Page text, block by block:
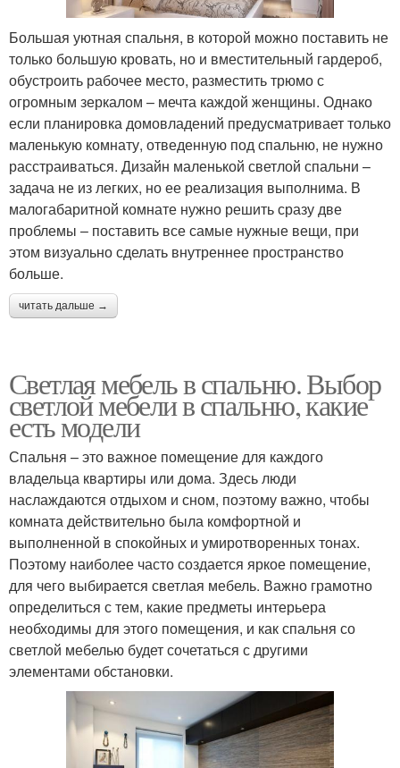
Большая уютная спальня, в которой можно поставить не
только большую кровать, но и вместительный гардероб,
обустроить рабочее место, разместить трюмо с
огромным зеркалом – мечта каждой женщины. Однако
если планировка домовладений предусматривает только
маленькую комнату, отведенную под спальню, не нужно
расстраиваться. Дизайн маленькой светлой спальни –
задача не из легких, но ее реализация выполнима. В
малогабаритной комнате нужно решить сразу две
проблемы – поставить все самые нужные вещи, при
этом визуально сделать внутреннее пространство
больше.
читать дальше →
Светлая мебель в спальню. Выбор
светлой мебели в спальню, какие
есть модели
Спальня – это важное помещение для каждого
владельца квартиры или дома. Здесь люди
наслаждаются отдыхом и сном, поэтому важно, чтобы
комната действительно была комфортной и
выполненной в спокойных и умиротворенных тонах.
Поэтому наиболее часто создается яркое помещение,
для чего выбирается светлая мебель. Важно грамотно
определиться с тем, какие предметы интерьера
необходимы для этого помещения, и как спальня со
светлой мебелью будет сочетаться с другими
элементами обстановки.